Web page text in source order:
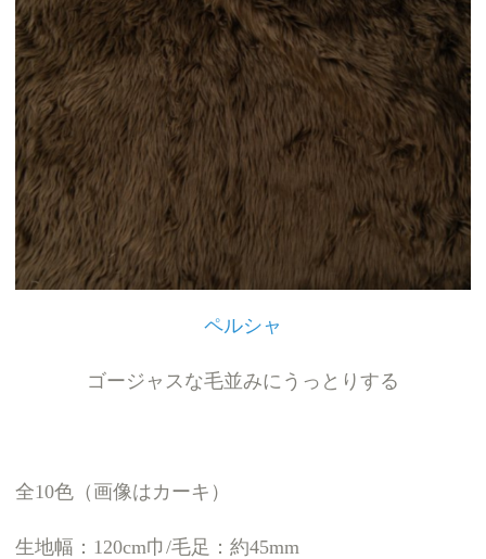
ペルシャ
ゴージャスな毛並みにうっとりする
全10色（画像はカーキ）
生地幅：120cm巾/毛足：約45mm